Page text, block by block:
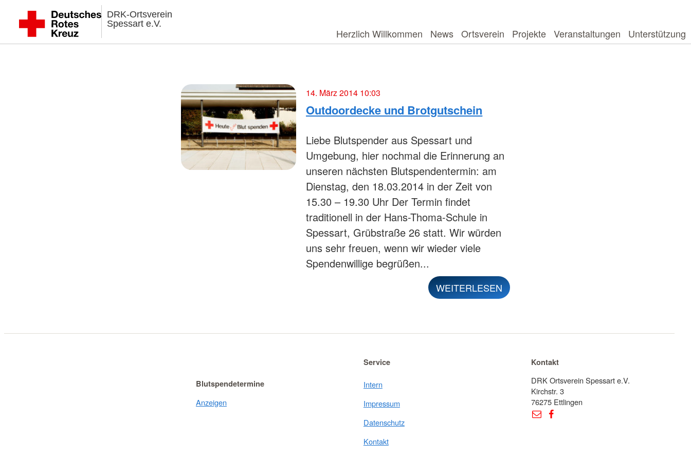
DRK-Ortsverein
Spessart e.V.
Herzlich Willkommen News Ortsverein Projekte Veranstaltungen Unterstützung
14. März 2014 10:03
Outdoordecke und Brotgutschein
Liebe Blutspender aus Spessart und
Umgebung, hier nochmal die Erinnerung an
unseren nächsten Blutspendentermin: am
Dienstag, den 18.03.2014 in der Zeit von
15.30 – 19.30 Uhr Der Termin findet
traditionell in der Hans-Thoma-Schule in
Spessart, Grübstraße 26 statt. Wir würden
uns sehr freuen, wenn wir wieder viele
Spendenwillige begrüßen...
WEITERLESEN
Blutspendetermine
Anzeigen
Service
Intern
Impressum
Datenschutz
Kontakt
Kontakt
DRK Ortsverein Spessart e.V.
Kirchstr. 3
76275 Ettlingen